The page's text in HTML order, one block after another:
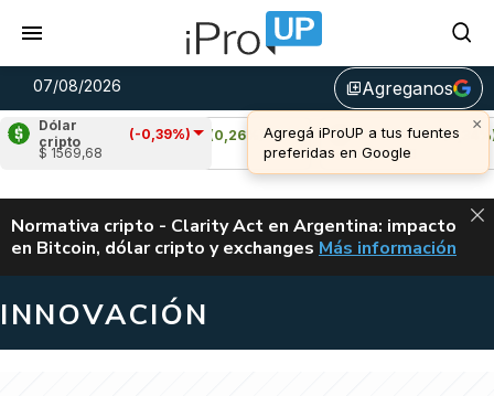
07/08/2026 library_addAgreganos
×
Agregá iProUP a tus fuentes
preferidas en Google
Dólar
cripto
(-0,39%)
$ 1569,68
Cardano (0,26%)
Avalanche (0,34%)
u$s 6,43
ALERTA
Normativa cripto - Clarity Act en Argentina: impacto
en Bitcoin, dólar cripto y exchanges CLARITY ACT EN
Más información
INNOVACIÓN